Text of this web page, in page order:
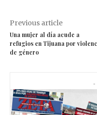
Previous article
Una mujer al día acude a
refugios en Tijuana por
de género
-